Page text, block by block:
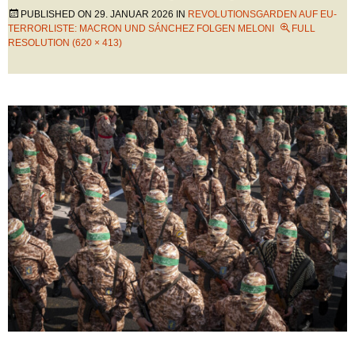
PUBLISHED ON 29. JANUAR 2026 IN REVOLUTIONSGARDEN AUF EU-
TERRORLISTE: MACRON UND SÁNCHEZ FOLGEN MELONI
FULL
RESOLUTION (620 × 413)